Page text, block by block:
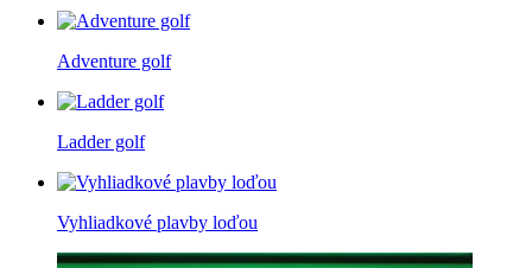
Adventure golf
Ladder golf
Vyhliadkové plavby loďou